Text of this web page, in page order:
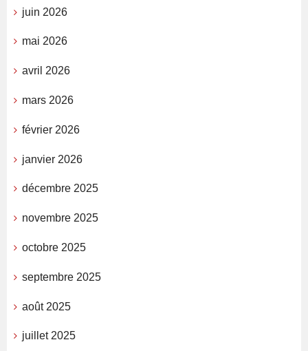
juin 2026
mai 2026
avril 2026
mars 2026
février 2026
janvier 2026
décembre 2025
novembre 2025
octobre 2025
septembre 2025
août 2025
juillet 2025